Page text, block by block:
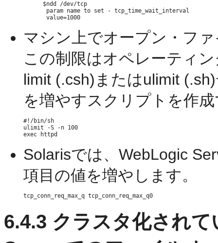
$ndd /dev/tcp
param name to set - tcp_time_wait_interval
マシン上でオープン・フ
この制限はオペレーティ
limit (.csh)またはulimit
を増やすスクリプトを作
#!/bin/sh
ulimit -S -n 100
Solarisでは、WebLogic
項目の値を増やします。
6.4.3 クラスタ化され